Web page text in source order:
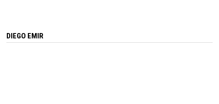
DIEGO EMIR